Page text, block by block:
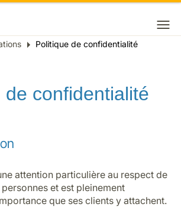
Politique de confidentialité
de confidentialité
attention particulière au respect de
et est pleinement
que ses clients y attachent.